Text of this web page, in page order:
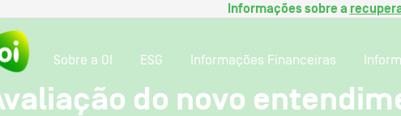
Informações sobre a
Sobre a OI ESG Informações Financeiras
do novo